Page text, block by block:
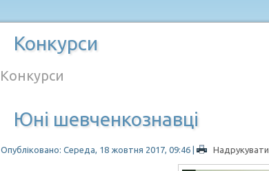
Конкурси
Конкурси
Юні шевченкознавці
Опубліковано: Середа, 18 жовтня 2017, 09:46 | Надрукувати